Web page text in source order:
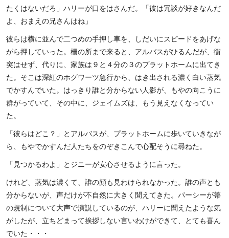
たくはないだろ」ハリーが口をはさんだ。「彼は冗談が好きなんだ
よ、おまえの兄さんはね」
彼らは横に並んで二つめの手押し車を、しだいにスピードをあげな
がら押していった。柵の所まで来ると、アルバスがひるんだが、衝
突はせず、代りに、家族は９と４分の３のプラットホームに出てき
た。そこは深紅のホグワーツ急行から、はき出される濃く白い蒸気
でかすんでいた。はっきり誰と分からない人影が、もやの向こうに
群がっていて、その中に、ジェイムズは、もう見えなくなってい
た。
「彼らはどこ？」とアルバスが、プラットホームに歩いていきなが
ら、もやでかすんだ人たちをのぞきこんで心配そうに尋ねた。
「見つかるわよ」とジニーが安心させるように言った。
けれど、蒸気は濃くて、誰の顔も見わけられなかった。誰の声とも
分からないが、声だけが不自然に大きく聞えてきた。パーシーが箒
の規制について大声で演説しているのが、ハリーに聞えたような気
がしたが、立ちどまって挨拶しない言いわけができて、とても喜ん
でいた・・・